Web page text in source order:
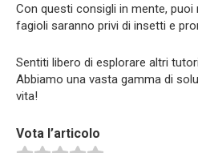
Con questi consigli in mente,
fagioli saranno privi di insetti e
Sentiti libero di esplorare altri
Abbiamo una vasta gamma di
vita!
Vota l’articolo